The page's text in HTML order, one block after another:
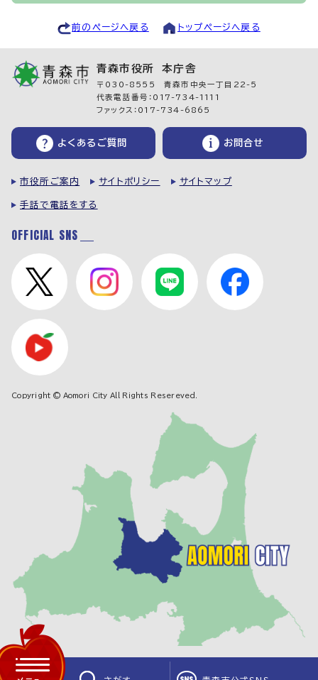
前のページへ戻る トップページへ戻る
青森市役所 本庁舎
〒030-8555 青森市中央一丁目22-5
代表電話番号：017-734-1111
ファックス：017-734-6865
よくあるご質問 お問合せ
市役所ご案内 サイトポリシー サイトマップ
手話で電話をする
OFFICIAL SNS
Copyright © Aomori City All Rights Resereved.